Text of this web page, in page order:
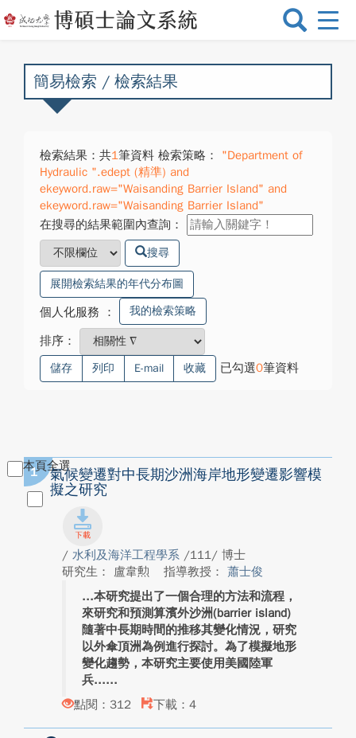
選
換
簡易檢索 / 檢索結果
檢索結果：共1筆資料 檢索策略：
"Department of
Hydraulic ".edept (精準) and
ekeyword.raw="Waisanding Barrier Island" and
ekeyword.raw="Waisanding Barrier Island"
在搜尋的結果範圍內查詢：
搜尋
展開檢索結果的年代分布圖
個人化服務 ： 我的檢索策略
排序：
儲存 列印 E-mail 收藏 已勾選0筆資料
本頁全選
1
氣候變遷對中長期沙洲海岸地形變遷影響模
擬之研究
/ 水利及海洋工程學系 /111/ 博士
研究生： 盧韋勲
指導教授： 蕭士俊
本研究提出了一個合理的方法和流程，
來研究和預測算濱外沙洲(barrier island)
隨著中長期時間的推移其變化情況，研究
以外傘頂洲為例進行探討。為了模擬地形
變化趨勢，本研究主要使用美國陸軍
兵...
點閱：312
下載：4